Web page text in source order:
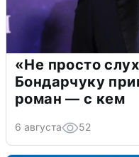
«Не просто
Бондарчуку
роман — с кем
6 августа 52